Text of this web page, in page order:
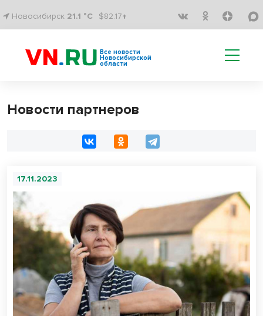
Новосибирск 21.1 °C $82.17↑
Все новости
Новосибирской
области
Новости партнеров
17.11.2023